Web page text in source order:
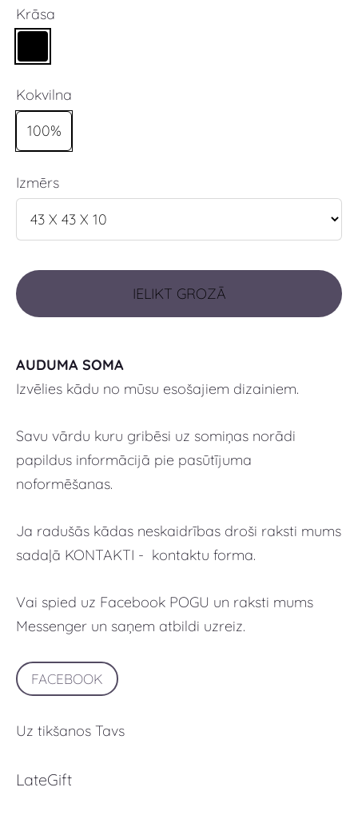
Krāsa
Kokvilna
100%
Izmērs
IELIKT GROZĀ
AUDUMA SOMA
Izvēlies kādu no mūsu esošajiem dizainiem.
Savu vārdu kuru gribēsi uz somiņas norādi
papildus informācijā pie pasūtījuma
noformēšanas.
Ja radušās kādas neskaidrības droši raksti mums
sadaļā KONTAKTI - kontaktu forma.
Vai spied uz Facebook POGU un raksti mums
Messenger un saņem atbildi uzreiz.
FACEBOOK
Uz tikšanos Tavs
LateGift